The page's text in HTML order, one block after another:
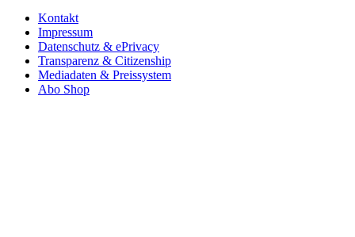
Kontakt
Impressum
Datenschutz & ePrivacy
Transparenz & Citizenship
Mediadaten & Preissystem
Abo Shop